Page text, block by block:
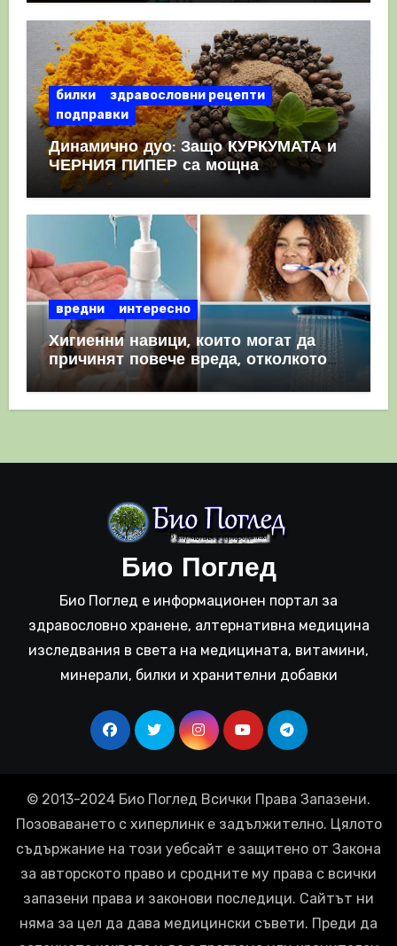
билки
здравословни рецепти
подправки
Динамично дуо: Защо КУРКУМАТА и
ЧЕРНИЯ ПИПЕР са мощна
комбинация
вредни интересно
Хигиенни навици, които могат да
причинят повече вреда, отколкото
полза
Био Поглед
Био Поглед е информационен портал за
здравословно хранене, алтернативна медицина
изследвания в света на медицината, витамини,
минерали, билки и хранителни добавки
© 2013-2024 Био Поглед Всички Права Запазени.
Позоваването с хиперлинк е задължително. Цялото
съдържание на този уебсайт е защитено от Закона
за авторското право и сродните му права с всички
запазени права и законови последици. Сайтът ни
няма за цел да дава медицински съвети. Преди да